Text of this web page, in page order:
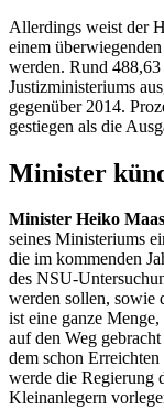
Allerdings weist der
einem
werden. Rund
Justizministeriums
gegenüber 2014.
gestiegen als die
Minister
Minister Heiko
seines Ministeriums
die im kommenden
des NSU-
werden sollen, sowie
ist eine ganze
auf den Weg
dem schon
werde die Regierung
Kleinanlegern